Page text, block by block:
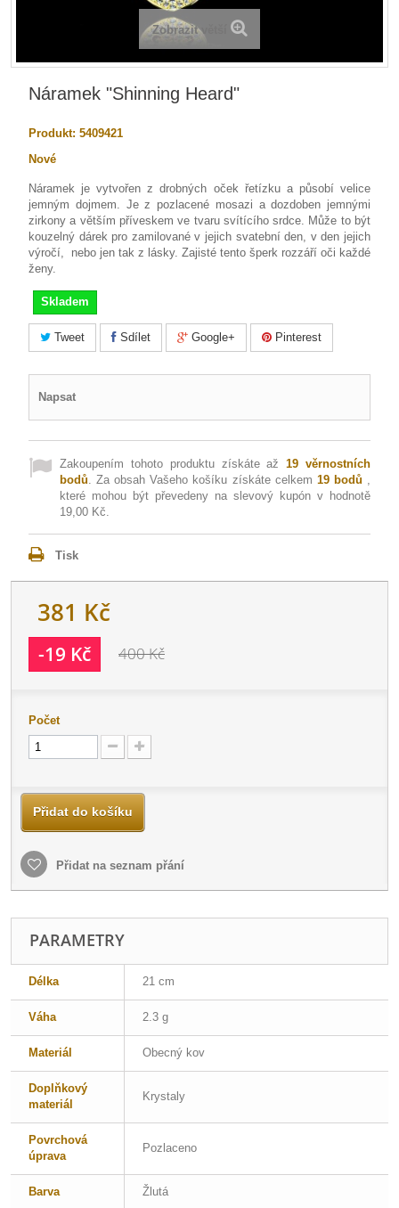
Zobrazit větší
Náramek "Shinning Heard"
Produkt: 5409421
Nové
Náramek je vytvořen z drobných oček řetízku a působí velice
jemným dojmem. Je z pozlacené mosazi a dozdoben jemnými
zirkony a větším příveskem ve tvaru svítícího srdce. Může to být
kouzelný dárek pro zamilované v jejich svatební den, v den jejich
výročí, nebo jen tak z lásky. Zajisté tento šperk rozzáří oči každé
ženy.
Skladem
Tweet Sdílet Google+ Pinterest
Napsat
Zakoupením tohoto produktu získáte až19 věrnostních
bodů. Za obsah Vašeho košíku získáte celkem 19bodů ,
které mohou být převedeny na slevový kupón v hodnotě
19,00 Kč.
Tisk
381 Kč
-19 Kč 400 Kč
Počet
Přidat do košíku
Přidat na seznam přání
PARAMETRY
Délka 21 cm
Váha 2.3 g
Materiál Obecný kov
Doplňkový
materiál
Krystaly
Povrchová
úprava
Pozlaceno
Barva Žlutá